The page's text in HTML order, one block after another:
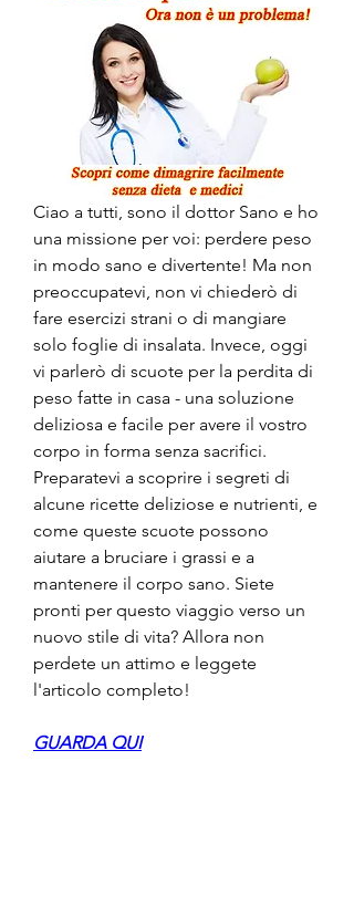
Ciao a tutti, sono il dottor Sano e ho
una missione per voi: perdere peso
in modo sano e divertente! Ma non
preoccupatevi, non vi chiederò di
fare esercizi strani o di mangiare
solo foglie di insalata. Invece, oggi
vi parlerò di scuote per la perdita di
peso fatte in casa - una soluzione
deliziosa e facile per avere il vostro
corpo in forma senza sacrifici.
Preparatevi a scoprire i segreti di
alcune ricette deliziose e nutrienti, e
come queste scuote possono
aiutare a bruciare i grassi e a
mantenere il corpo sano. Siete
pronti per questo viaggio verso un
nuovo stile di vita? Allora non
perdete un attimo e leggete
l'articolo completo!
GUARDA QUI